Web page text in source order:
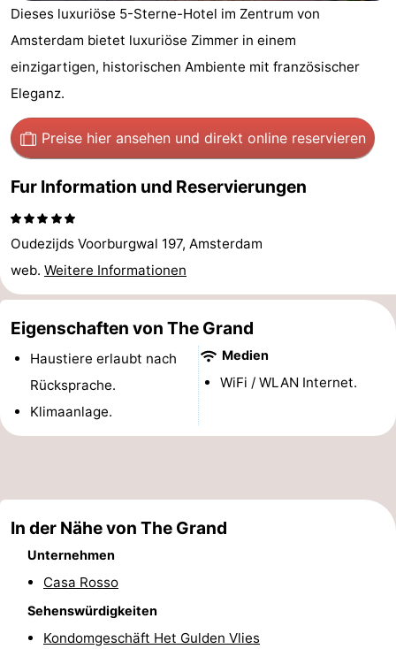
-
Het
Amsterdamse
Bos
-
Spaarnwoude
Hotels
Zimmer
(mit
Frühstück)
Lastminutes
Museen
Attraktionen
Sehen
&
tun
-
Museen
Denkmäler
-
Aussichtspunkte
Attraktionen
-
Rundfahrten
Experiences
Dörfer
Dieses luxuriöse 5-Sterne-Hotel im Zentrum von
Amsterdam bietet luxuriöse Zimmer in einem
einzigartigen, historischen Ambiente mit französischer
Eleganz.
Preise hier ansehen und direkt online reservieren
Fur Information und Reservierungen
Oudezijds Voorburgwal 197, Amsterdam
web. Weitere Informationen
Eigenschaften von The Grand
Haustiere erlaubt nach
Rücksprache.
Klimaanlage.
Medien
WiFi / WLAN Internet.
In der Nähe von The Grand
Unternehmen
Casa Rosso
Sehenswürdigkeiten
Kondomgeschäft Het Gulden Vlies